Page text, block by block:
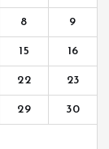
8 9
15 16
22 23
29 30